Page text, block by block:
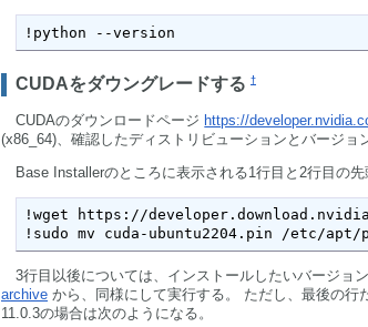
!python --version
CUDAをダウングレードする †
CUDAのダウンロードページ https://
(x86_64)、確認したディストリビューションとバージョ
Base Installerのところに表示される1行目と2行目の先
!wget https://
!sudo mv cuda-ubuntu2204.pin /etc/
3行目以後については、インストールしたいバージョ
archive から、同様にして実行する。 ただし、最後の
11.0.3の場合は次のようになる。